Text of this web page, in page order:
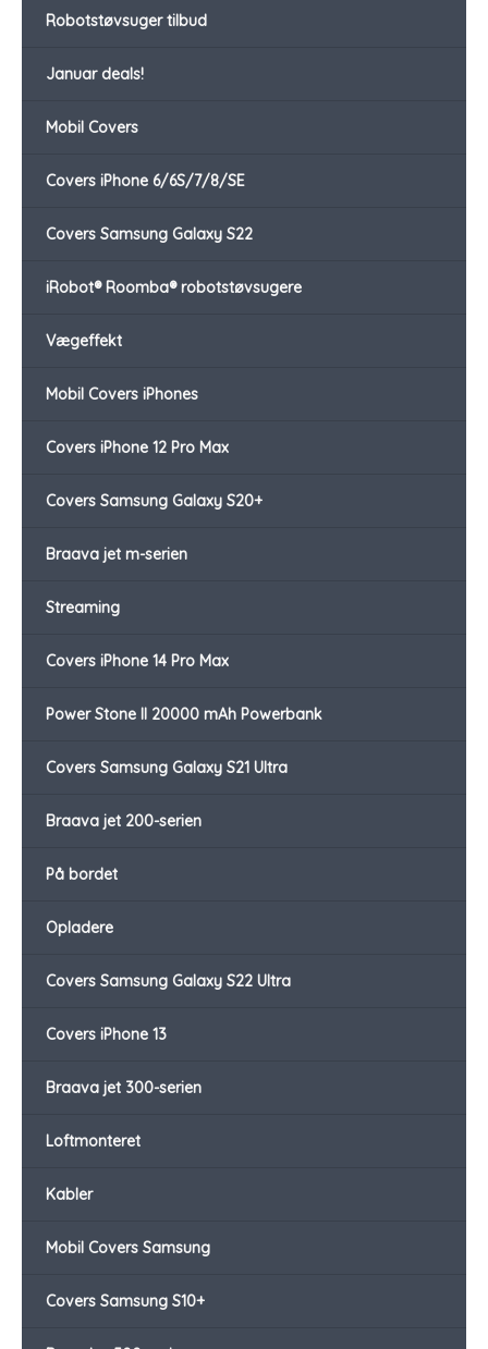
Robotstøvsuger tilbud
Januar deals!
Mobil Covers
Covers iPhone 6/6S/7/8/SE
Covers Samsung Galaxy S22
iRobot® Roomba® robotstøvsugere
Vægeffekt
Mobil Covers iPhones
Covers iPhone 12 Pro Max
Covers Samsung Galaxy S20+
Braava jet m-serien
Streaming
Covers iPhone 14 Pro Max
Power Stone II 20000 mAh Powerbank
Covers Samsung Galaxy S21 Ultra
Braava jet 200-serien
På bordet
Opladere
Covers Samsung Galaxy S22 Ultra
Covers iPhone 13
Braava jet 300-serien
Loftmonteret
Kabler
Mobil Covers Samsung
Covers Samsung S10+